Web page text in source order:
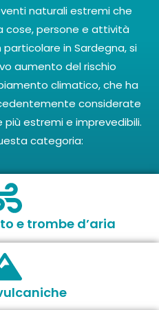
naturali estremi che
cose, persone e attività
in Sardegna, si
aumento del rischio
climatico, che ha
considerate
estremi e imprevedibili.
categoria:
e trombe d’aria